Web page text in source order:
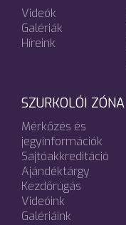
Videók
Galériák
Híreink
SZURKOLÓI ZÓNA
Mérkőzés és
jegyinformációk
Sajtóakkreditáció
Ajándéktárgy
Kezdőrúgás
Videóink
Galériáink